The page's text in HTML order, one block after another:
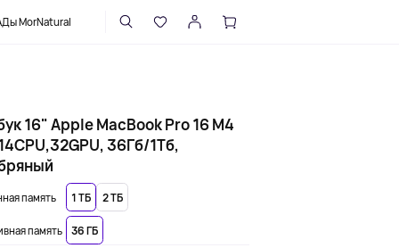
MorNatural
16" Apple MacBook Pro 16 M4
36Гб/1Тб,
память 1 ТБ 2 ТБ
память 36 ГБ